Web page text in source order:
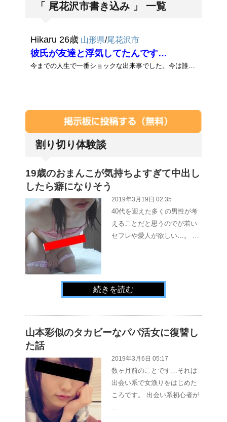
「 尾花沢市書き込み 」 一覧
Hikaru 26歳 山形県/尾花沢市
彼氏が友達と浮気してたんです…
今までの人生で一番ショックな出来事でした。今は誰かに慰めてもらいたい気分です…
割り切り体験談
19歳のおまんこが気持ちよすぎて中出し
したら癖になりそう
2019年3月19日 02:35
40代を迎えた多くの男性が考
えることだと思うのでが若い
セフレや愛人が欲しい…。 …
続きを読む
山本彩似のタカビーなパパ活女に復讐し
た話
2019年3月6日 05:17
数ヶ月前のことです…それは
出会い系で女漁りをはじめた
ころです。 出会い系初心者が